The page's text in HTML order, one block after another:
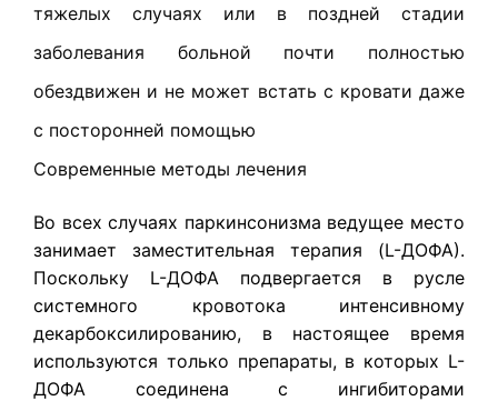
тяжелых случаях или в поздней стадии
заболевания больной почти полностью
обездвижен и не может встать с кровати даже
с посторонней помощью
Современные методы лечения
Во всех случаях паркинсонизма ведущее место
занимает заместительная терапия (L-ДОФА).
Поскольку L-ДОФА подвергается в русле
системного кровотока интенсивному
декарбоксилированию, в настоящее время
используются только препараты, в которых L-
ДОФА соединена с ингибиторами